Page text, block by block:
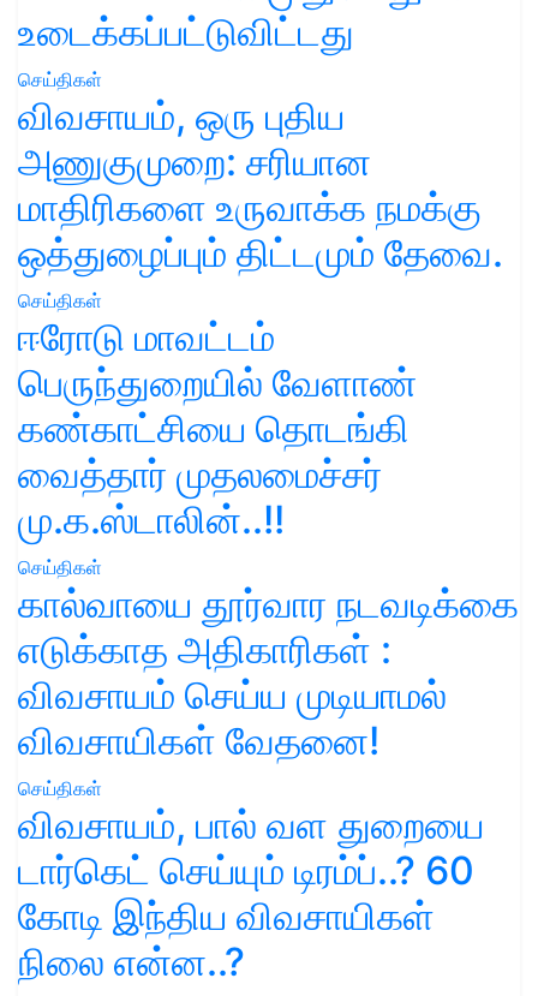
உடைக்கப்பட்டுவிட்டது
செய்திகள்
விவசாயம், ஒரு புதிய
அணுகுமுறை: சரியான
மாதிரிகளை உருவாக்க நமக்கு
ஒத்துழைப்பும் திட்டமும் தேவை.
செய்திகள்
ஈரோடு மாவட்டம்
பெருந்துறையில் வேளாண்
கண்காட்சியை தொடங்கி
வைத்தார் முதலமைச்சர்
மு.க.ஸ்டாலின்..!!
செய்திகள்
கால்வாயை தூர்வார நடவடிக்கை
எடுக்காத அதிகாரிகள் :
விவசாயம் செய்ய முடியாமல்
விவசாயிகள் வேதனை!
செய்திகள்
விவசாயம், பால் வள துறையை
டார்கெட் செய்யும் டிரம்ப்..? 60
கோடி இந்திய விவசாயிகள்
நிலை என்ன..?